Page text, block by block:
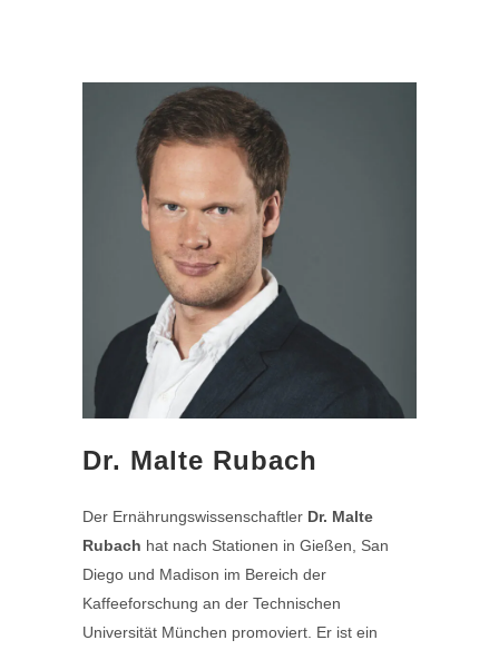
Dr. Malte Rubach
Der Ernährungswissenschaftler Dr. Malte
Rubach hat nach Stationen in Gießen, San
Diego und Madison im Bereich der
Kaffeeforschung an der Technischen
Universität München promoviert. Er ist ein